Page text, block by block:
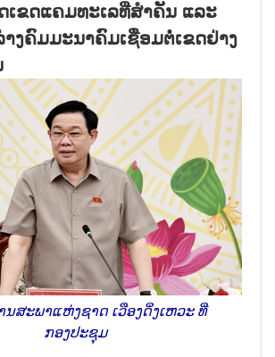
ເຂດແຄມທະເລທີ່ສຳຄັນ ແລະ
າງຄົມມະນາຄົມເຊື່ອມຕໍ່ເຂດຢ່າງ
ນສະພາແຫ່ງຊາດ ເວືອງດິ່ງເຫວະ ທີ່
ກອງປະຊຸມ